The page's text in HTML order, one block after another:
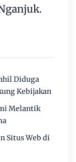
Diduga
Kebijakan
Melantik
Situs Web di